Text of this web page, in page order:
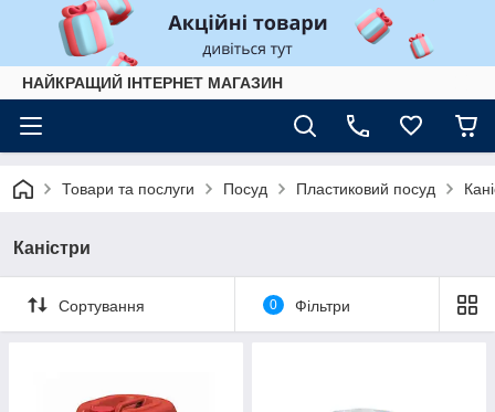
НАЙКРАЩИЙ ІНТЕРНЕТ МАГАЗИН
Товари та послуги Посуд Пластиковий посуд
Каністри
Сортування 0 Фільтри